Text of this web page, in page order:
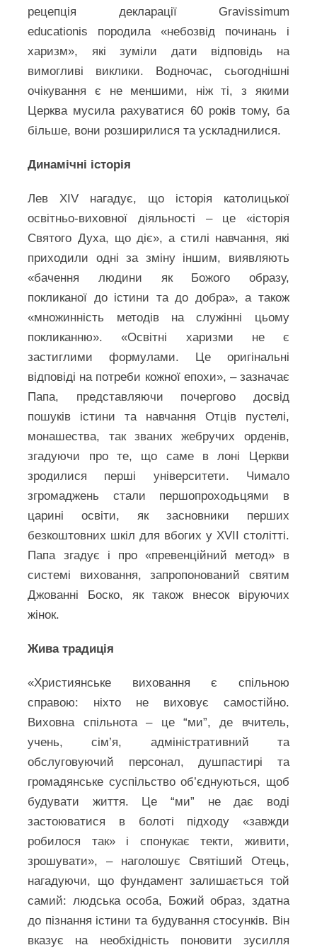
рецепція декларації Gravissimum
educationis породила «небозвід починань і
харизм», які зуміли дати відповідь на
вимогливі виклики. Водночас, сьогоднішні
очікування є не меншими, ніж ті, з якими
Церква мусила рахуватися 60 років тому, ба
більше, вони розширилися та ускладнилися.
Динамічні історія
Лев XIV нагадує, що історія католицької
освітньо-виховної діяльності – це «історія
Святого Духа, що діє», а стилі навчання, які
приходили одні за зміну іншим, виявляють
«бачення людини як Божого образу,
покликаної до істини та до добра», а також
«множинність методів на служінні цьому
покликанню». «Освітні харизми не є
застиглими формулами. Це оригінальні
відповіді на потреби кожної епохи», – зазначає
Папа, представляючи почергово досвід
пошуків істини та навчання Отців пустелі,
монашества, так званих жебручих орденів,
згадуючи про те, що саме в лоні Церкви
зродилися перші університети. Чимало
згромаджень стали першопроходьцями в
царині освіти, як засновники перших
безкоштовних шкіл для вбогих у XVII столітті.
Папа згадує і про «превенційний метод» в
системі виховання, запропонований святим
Джованні Боско, як також внесок віруючих
жінок.
Жива традиція
«Християнське виховання є спільною
справою: ніхто не виховує самостійно.
Виховна спільнота – це “ми”, де вчитель,
учень, сім’я, адміністративний та
обслуговуючий персонал, душпастирі та
громадянське суспільство об’єднуються, щоб
будувати життя. Це “ми” не дає воді
застоюватися в болоті підходу «завжди
робилося так» і спонукає текти, живити,
зрошувати», – наголошує Святіший Отець,
нагадуючи, що фундамент залишається той
самий: людська особа, Божий образ, здатна
до пізнання істини та будування стосунків. Він
вказує на необхідність поновити зусилля